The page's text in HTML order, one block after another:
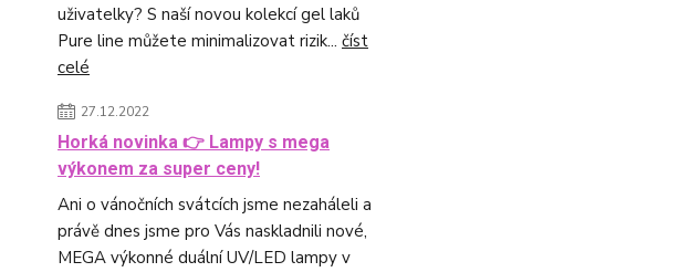
uživatelky? S naší novou kolekcí gel laků
Pure line můžete minimalizovat rizik... číst
celé
27.12.2022
Horká novinka 👉 Lampy s mega
výkonem za super ceny!
Ani o vánočních svátcích jsme nezaháleli a
právě dnes jsme pro Vás naskladnili nové,
MEGA výkonné duální UV/LED lampy v